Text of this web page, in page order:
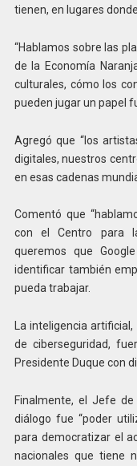
tienen, en lugares
“Hablamos sobre las
de la Economía
culturales, cómo los
pueden jugar un papel
Agregó que “los
digitales, nuestros
en esas cadenas
Comentó que
con el Centro para
queremos que
identificar también
pueda trabajar.
La inteligencia
de ciberseguridad,
Presidente Duque con
Finalmente, el Jefe
diálogo fue “poder
para democratizar el
nacionales que tiene